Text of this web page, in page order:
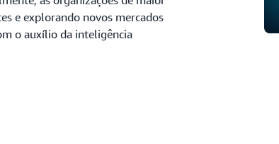
e explorando novos mercados
o auxílio da inteligência